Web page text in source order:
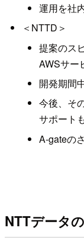
運用を社
＜NTTD＞
提案のス
AWSサー
開発期間
今後、そ
サポート
A-gateの
NTTデータ